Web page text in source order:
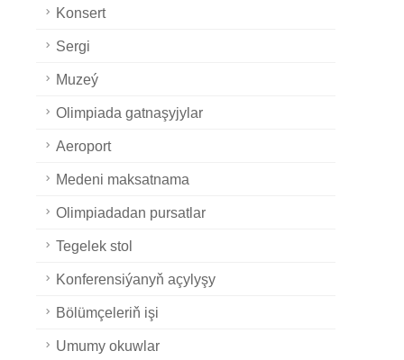
Konsert
Sergi
Muzeý
Olimpiada gatnaşyjylar
Aeroport
Medeni maksatnama
Olimpiadadan pursatlar
Tegelek stol
Konferensiýanyň açylyşy
Bölümçeleriň işi
Umumy okuwlar